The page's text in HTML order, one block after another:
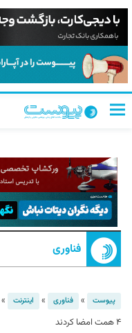
فناوری
پیوست » فناوری » اینترنت »
۴ همت امضا کردند